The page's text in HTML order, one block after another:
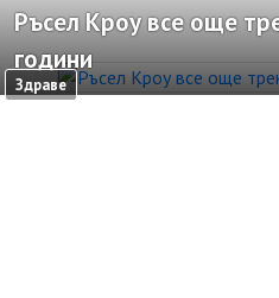
Здраве
Ръсел Кроу все още
години